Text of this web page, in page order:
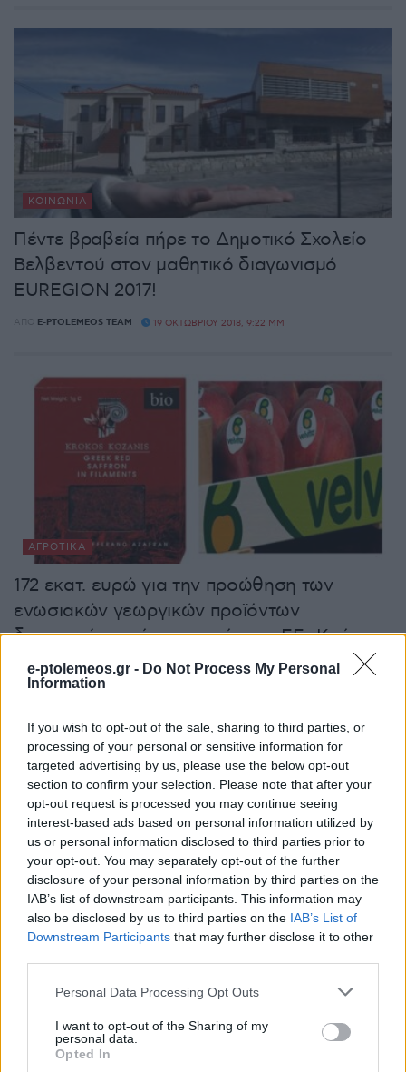
e-ptolemeos.gr - Do Not Process My Personal
Information
If you wish to opt-out of the sale, sharing to third parties, or
processing of your personal or sensitive information for
targeted advertising by us, please use the below opt-out
section to confirm your selection. Please note that after your
opt-out request is processed you may continue seeing
interest-based ads based on personal information utilized by
us or personal information disclosed to third parties prior to
your opt-out. You may separately opt-out of the further
disclosure of your personal information by third parties on the
IAB’s list of downstream participants. This information may
also be disclosed by us to third parties on the IAB’s List of
Downstream Participants that may further disclose it to other
Please note that this website/app uses one or more Google
not limited to your visit or usage behaviour. You may click to
grant or deny consent to Google and its third-party tags to
use your data for below specified purposes in below Google
Personal Data Processing Opt Outs
I want to opt-out of the Sharing of my
personal data.
Opted In
ΚΟΙΝΩΝΊΑ
Πέντε βραβεία πήρε το Δημοτικό Σχολείο
Βελβεντού στον μαθητικό διαγωνισμό
EUREGION 2017!
ΑΠΌ E-PTOLEMEOS TEAM 19 ΟΚΤΩΒΡΊΟΥ 2018, 9:22 ΜΜ
ΑΓΡΟΤΙΚΆ
172 εκατ. ευρώ για την προώθηση των
ενωσιακών γεωργικών προϊόντων
διατροφής εντός και εκτός της ΕΕ -Κρόκος
& Βελβεντός στα εγκεκριμένα από Δυτική
Μακεδονία
19 ΟΚΤΩΒΡΊΟΥ 2018, 5:53 ΜΜ - ΕΝΗΜΕΡΏΘΗΚΕ ΣΤΙΣ 14 ΑΠΡΙΛΊΟΥ 2026, 7:01 ΜΜ
Εθελοντική Αιμοδοσία στο ΚΨΜ του
Στρατοπέδου Μακεδονομάχων Κοζάνης, τη
Δευτέρα